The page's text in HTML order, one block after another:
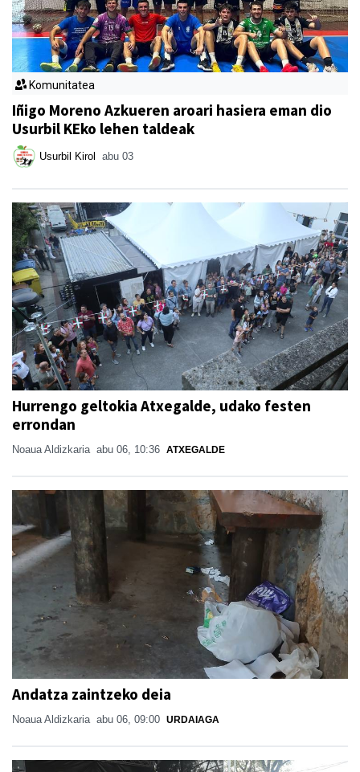
Komunitatea
Iñigo Moreno Azkueren aroari hasiera eman dio
Usurbil KEko lehen taldeak
Usurbil Kirol abu 03
Hurrengo geltokia Atxegalde, udako festen
errondan
Noaua Aldizkaria abu 06, 10:36 ATXEGALDE
Andatza zaintzeko deia
Noaua Aldizkaria abu 06, 09:00 URDAIAGA